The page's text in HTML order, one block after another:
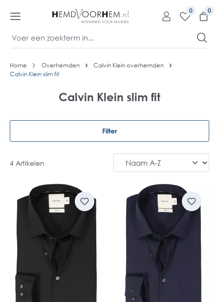
0
Home Overhemden
Calvin Klein overhemden
Calvin Klein slim fit
Calvin Klein slim fit
Filter
4 Artikelen